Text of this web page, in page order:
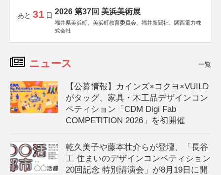
あと 31 日 2026 第37回 美浜美術展
福井県美浜町、美浜町教育委員会、福井新聞社、関西電力株
式会社
ニュース 一覧
【公募情報】カインズ×コクヨ×VUILD
がタッグ、家具・木工品デザインコン
ペティション「CDM Digi Fab
COMPETITION 2026」を初開催
乾久美子や藤本壮介らが登壇、「長谷
工 住まいのデザインコンペティション
20回記念 特別講演会」が8月19日に開